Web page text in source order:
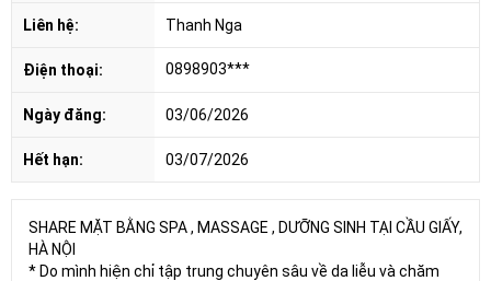
Liên hệ: Thanh Nga
Điện thoại: 0898903***
Ngày đăng: 03/06/2026
Hết hạn: 03/07/2026
SHARE MẶT BẰNG SPA , MASSAGE , DƯỠNG SINH TẠI CẦU GIẤY,
HÀ NỘI
* Do mình hiện chỉ tập trung chuyên sâu về da liễu và chăm